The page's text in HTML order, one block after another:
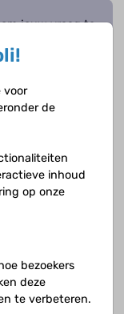
jouw vraag te
krijgt.
voor
de
inhoud
op onze
bezoekers
deze
te verbeteren.